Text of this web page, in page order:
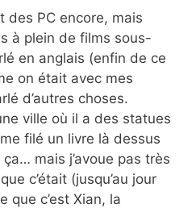
des PC encore, mais
à plein de films sous-
en anglais (enfin de ce
on était avec mes
d’autres choses.
ville où il a des statues
filé un livre là dessus
mais j’avoue pas très
c’était (jusqu’au jour
que c’est Xian, la